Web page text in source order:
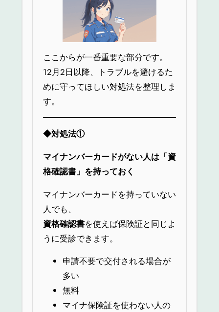
ここからが一番重要な部分です。
12月2日以降、トラブルを避けるた
めに守ってほしい対処法を整理しま
す。
◆対処法①
マイナンバーカードがない人は「資
格確認書」を持っておく
マイナンバーカードを持っていない
人でも、
資格確認書を使えば保険証と同じよ
うに受診できます。
申請不要で交付される場合が
多い
無料
マイナ保険証を使わない人の